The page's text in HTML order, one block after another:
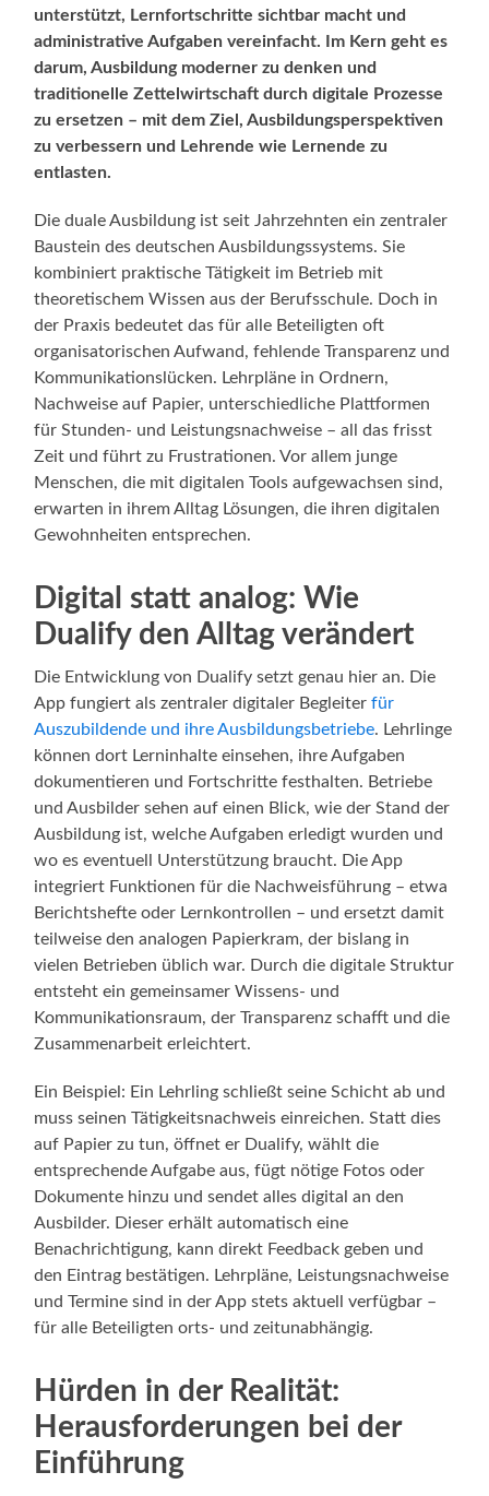
unterstützt, Lernfortschritte sichtbar macht und
administrative Aufgaben vereinfacht. Im Kern geht es
darum, Ausbildung moderner zu denken und
traditionelle Zettelwirtschaft durch digitale Prozesse
zu ersetzen – mit dem Ziel, Ausbildungsperspektiven
zu verbessern und Lehrende wie Lernende zu
entlasten.
Die duale Ausbildung ist seit Jahrzehnten ein zentraler
Baustein des deutschen Ausbildungssystems. Sie
kombiniert praktische Tätigkeit im Betrieb mit
theoretischem Wissen aus der Berufsschule. Doch in
der Praxis bedeutet das für alle Beteiligten oft
organisatorischen Aufwand, fehlende Transparenz und
Kommunikationslücken. Lehrpläne in Ordnern,
Nachweise auf Papier, unterschiedliche Plattformen
für Stunden- und Leistungsnachweise – all das frisst
Zeit und führt zu Frustrationen. Vor allem junge
Menschen, die mit digitalen Tools aufgewachsen sind,
erwarten in ihrem Alltag Lösungen, die ihren digitalen
Gewohnheiten entsprechen.
Digital statt analog: Wie
Dualify den Alltag verändert
Die Entwicklung von Dualify setzt genau hier an. Die
App fungiert als zentraler digitaler Begleiterfür
Auszubildende und ihre Ausbildungsbetriebe. Lehrlinge
können dort Lerninhalte einsehen, ihre Aufgaben
dokumentieren und Fortschritte festhalten. Betriebe
und Ausbilder sehen auf einen Blick, wie der Stand der
Ausbildung ist, welche Aufgaben erledigt wurden und
wo es eventuell Unterstützung braucht. Die App
integriert Funktionen für die Nachweisführung – etwa
Berichtshefte oder Lernkontrollen – und ersetzt damit
teilweise den analogen Papierkram, der bislang in
vielen Betrieben üblich war. Durch die digitale Struktur
entsteht ein gemeinsamer Wissens- und
Kommunikationsraum, der Transparenz schafft und die
Zusammenarbeit erleichtert.
Ein Beispiel: Ein Lehrling schließt seine Schicht ab und
muss seinen Tätigkeitsnachweis einreichen. Statt dies
auf Papier zu tun, öffnet er Dualify, wählt die
entsprechende Aufgabe aus, fügt nötige Fotos oder
Dokumente hinzu und sendet alles digital an den
Ausbilder. Dieser erhält automatisch eine
Benachrichtigung, kann direkt Feedback geben und
den Eintrag bestätigen. Lehrpläne, Leistungsnachweise
und Termine sind in der App stets aktuell verfügbar –
für alle Beteiligten orts- und zeitunabhängig.
Hürden in der Realität:
Herausforderungen bei der
Einführung